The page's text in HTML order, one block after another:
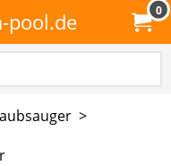
pool.de 0
>